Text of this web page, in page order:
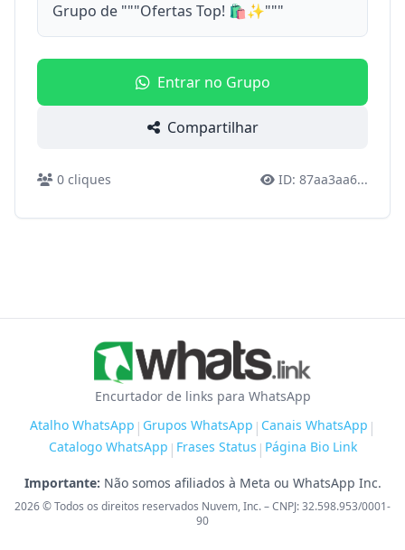
Grupo de """Ofertas Top! 🛍️✨"""
Entrar no Grupo
Compartilhar
0 cliques ID: 87aa3aa6...
Encurtador de links para WhatsApp
Atalho WhatsApp | Grupos WhatsApp | Canais WhatsApp |
Catalogo WhatsApp | Frases Status | Página Bio Link
Importante: Não somos afiliados à Meta ou WhatsApp Inc.
2026© Todos os direitos reservados Nuvem, Inc. – CNPJ: 32.598.953/0001-
90